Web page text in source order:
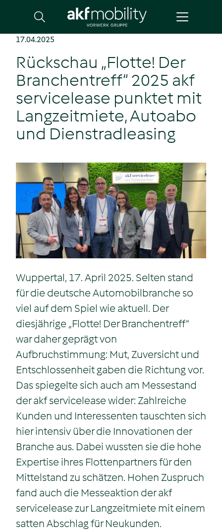
17.04.2025
Rückschau „Flotte! Der
Branchentreff“ 2025 akf
servicelease punktet mit
Langzeitmiete, Autoabo
und Dienstradleasing
Wuppertal, 17. April 2025. Selten stand
für die deutsche Automobilbranche so
viel auf dem Spiel wie aktuell. Der
diesjährige „Flotte! Der Branchentreff“
war daher geprägt von
Aufbruchstimmung: Mut, Zuversicht und
Entschlossenheit gaben die Richtung vor.
Das spiegelte sich auch am Messestand
der akf servicelease wider: Zahlreiche
Kunden und Interessenten tauschten sich
hier intensiv über die Innovationen der
Branche aus. Dabei wussten sie die hohe
Expertise ihres Flottenpartners für den
Mittelstand zu schätzen. Hohen Zuspruch
fand auch die Messeaktion der akf
servicelease zur Langzeitmiete mit einem
satten Abschlag für Neukunden.